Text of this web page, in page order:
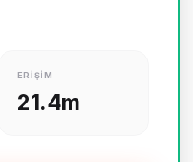
ERIŞIM
21.4m